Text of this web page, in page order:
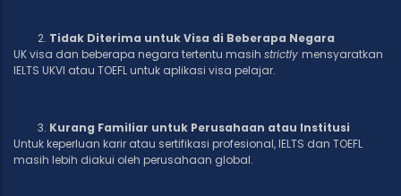
Tidak Diterima untuk Visa di Beberapa Negara
UK visa dan beberapa negara tertentu masih strictly mensyaratkan
IELTS UKVI atau TOEFL untuk aplikasi visa pelajar.
Kurang Familiar untuk Perusahaan atau Institusi
Untuk keperluan karir atau sertifikasi profesional, IELTS dan TOEFL
masih lebih diakui oleh perusahaan global.